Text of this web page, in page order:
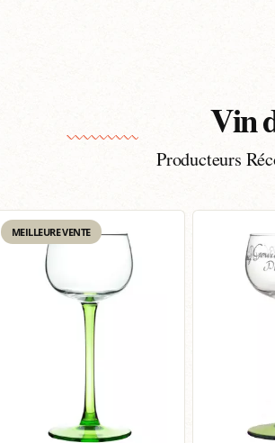
Vin
Producteurs
MEILLEURE VENTE